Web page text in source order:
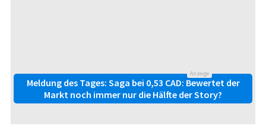
Anzeige
Meldung des Tages: Saga bei 0,53 CAD: Bewertet der
Markt noch immer nur die Hälfte der Story?